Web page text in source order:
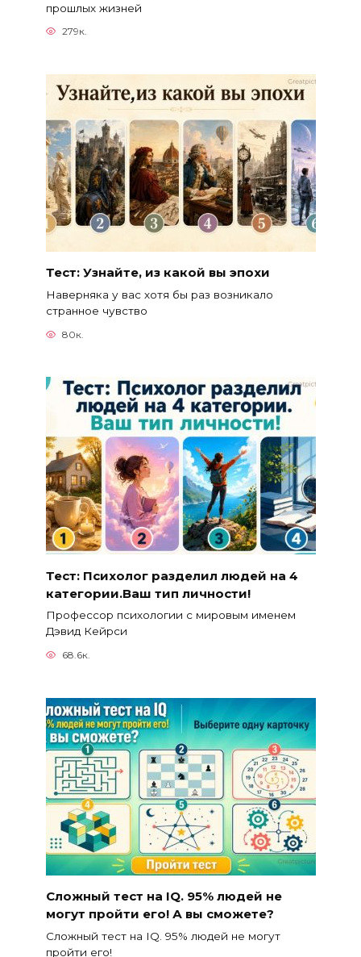
прошлых жизней
279к.
Тест: Узнайте, из какой вы эпохи
Наверняка у вас хотя бы раз возникало
странное чувство
80к.
Тест: Психолог разделил людей на 4
категории.Ваш тип личности!
Профессор психологии с мировым именем
Дэвид Кейрси
68.6к.
Сложный тест на IQ. 95% людей не
могут пройти его! А вы сможете?
Сложный тест на IQ. 95% людей не могут
пройти его!